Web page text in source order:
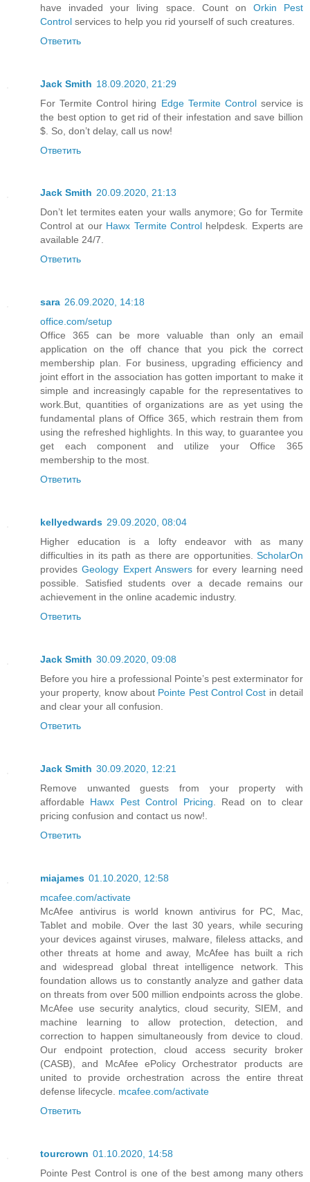
have invaded your living space. Count on Orkin Pest
Control services to help you rid yourself of such creatures.
Ответить
Jack Smith 18.09.2020, 21:29
For Termite Control hiring Edge Termite Controlservice is
the best option to get rid of their infestation and save billion
$. So, don’t delay, call us now!
Ответить
Jack Smith 20.09.2020, 21:13
Don’t let termites eaten your walls anymore; Go for Termite
Control at our Hawx Termite Controlhelpdesk. Experts are
available 24/7.
Ответить
sara 26.09.2020, 14:18
office.com/setup
Office 365 can be more valuable than only an email
application on the off chance that you pick the correct
membership plan. For business, upgrading efficiency and
joint effort in the association has gotten important to make it
simple and increasingly capable for the representatives to
work.But, quantities of organizations are as yet using the
fundamental plans of Office 365, which restrain them from
using the refreshed highlights. In this way, to guarantee you
get each component and utilize your Office 365
membership to the most.
Ответить
kellyedwards 29.09.2020, 08:04
Higher education is a lofty endeavor with as many
difficulties in its path as there are opportunities. ScholarOn
providesGeology Expert Answersfor every learning need
possible. Satisfied students over a decade remains our
achievement in the online academic industry.
Ответить
Jack Smith 30.09.2020, 09:08
Before you hire a professional Pointe’s pest exterminator for
your property, know about Pointe Pest Control Cost in detail
and clear your all confusion.
Ответить
Jack Smith 30.09.2020, 12:21
Remove unwanted guests from your property with
affordable Hawx Pest Control Pricing. Read on to clear
pricing confusion and contact us now!.
Ответить
miajames 01.10.2020, 12:58
mcafee.com/activate
McAfee antivirus is world known antivirus for PC, Mac,
Tablet and mobile. Over the last 30 years, while securing
your devices against viruses, malware, fileless attacks, and
other threats at home and away, McAfee has built a rich
and widespread global threat intelligence network. This
foundation allows us to constantly analyze and gather data
on threats from over 500 million endpoints across the globe.
McAfee use security analytics, cloud security, SIEM, and
machine learning to allow protection, detection, and
correction to happen simultaneously from device to cloud.
Our endpoint protection, cloud access security broker
(CASB), and McAfee ePolicy Orchestrator products are
united to provide orchestration across the entire threat
defense lifecycle. mcafee.com/activate
Ответить
tourcrown 01.10.2020, 14:58
Pointe Pest Control is one of the best among many others